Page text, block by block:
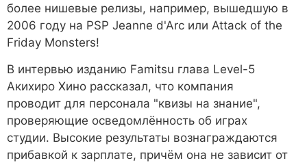
более нишевые релизы, например, вышедшую в
2006 году на PSP Jeanne d'Arc или Attack of the
Friday Monsters!
В интервью изданию Famitsu глава Level-5
Акихиро Хино рассказал, что компания
проводит для персонала "квизы на знание",
проверяющие осведомлённость об играх
студии. Высокие результаты вознаграждаются
прибавкой к зарплате, причём она не зависит от